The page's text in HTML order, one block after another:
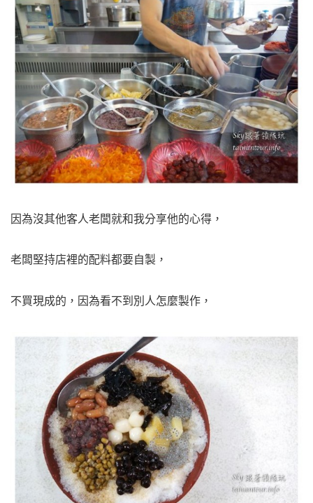
因為沒其他客人老闆就和我分享他的心得，
老闆堅持店裡的配料都要自製，
不買現成的，因為看不到別人怎麼製作，